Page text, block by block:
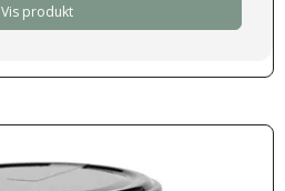
Vis produkt